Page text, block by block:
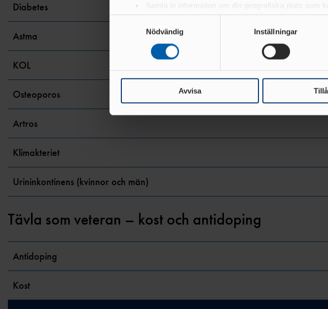
Samla in information om din geografiska plats som
Ta reda på mer om hur dina personliga uppgifter behandlas
eller dra tillbaka ditt samtycke när som helst från cookie-
sociala medier och analysera vår trafik. Vi vidarebefordrar
till de sociala medier och annons- och analysföretag som
med annan information som du har tillhandahållit eller som
Samtyckesval
Nödvändig
Inställningar
Avvisa
Diabetes
Astma
KOL
Osteoporos
Artros
Klimakteriet
Urininkontinens (kvinnor och män)
Tävla som veteran – kost och antidoping
Antidoping
Kost